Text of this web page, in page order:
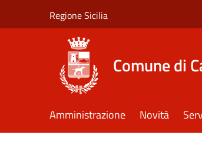
Regione Sicilia
Comune di
Amministrazione Novità